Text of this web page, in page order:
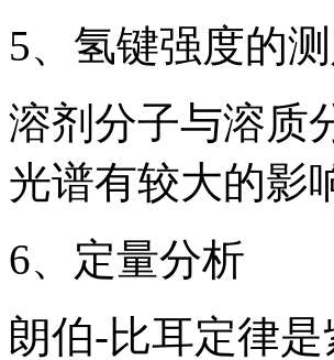
5、氢键强度的
溶剂分子与溶质
光谱有较大的影
6、定量分析
朗伯-比耳定律